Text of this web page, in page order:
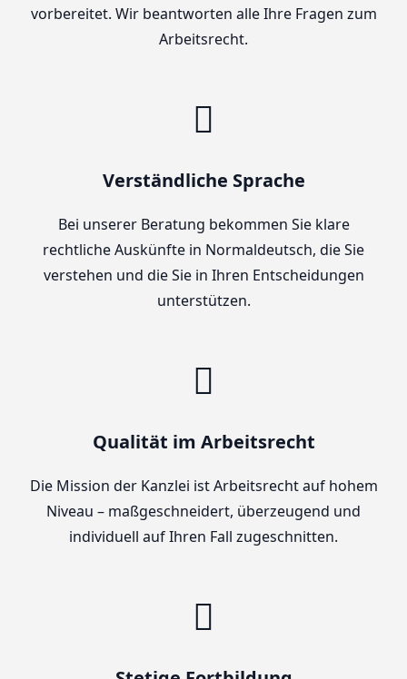
vorbereitet. Wir beantworten alle Ihre Fragen zum
Arbeitsrecht.
Verständliche Sprache
Bei unserer Beratung bekommen Sie klare
rechtliche Auskünfte in Normaldeutsch, die Sie
verstehen und die Sie in Ihren Entscheidungen
unterstützen.
Qualität im Arbeitsrecht
Die Mission der Kanzlei ist Arbeitsrecht auf hohem
Niveau – maßgeschneidert, überzeugend und
individuell auf Ihren Fall zugeschnitten.